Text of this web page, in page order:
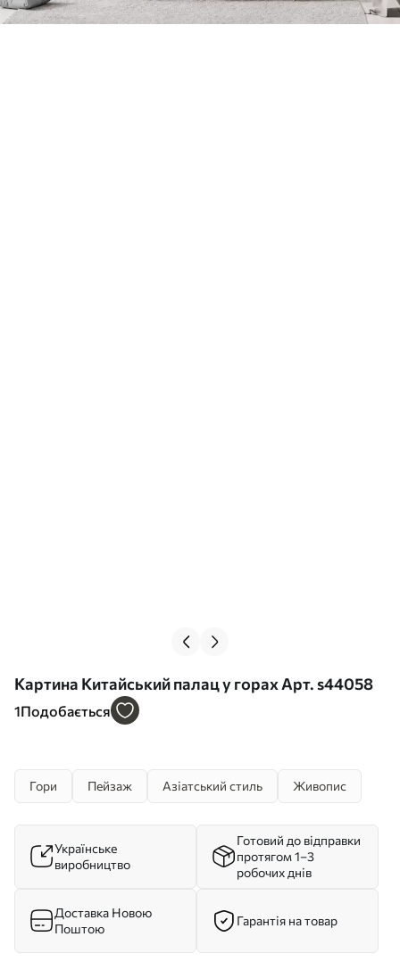
Картина Китайський палац у горах Арт. s44058
1Подобається
Гори Пейзаж Азіатський стиль Живопис
Українське
виробництво
Готовий до відправки
протягом 1–3
робочих днів
Доставка Новою
Поштою
Гарантія на товар